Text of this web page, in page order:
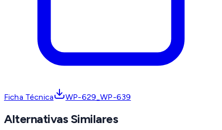
Ficha Técnica WP-629_WP-639
Alternativas Similares